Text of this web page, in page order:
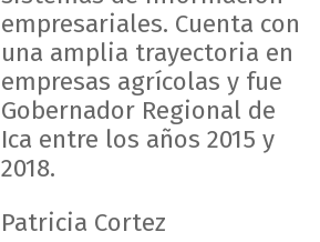
empresariales. Cuenta con
una amplia trayectoria en
empresas agrícolas y fue
Gobernador Regional de
Ica entre los años 2015 y
2018.
Patricia Cortez